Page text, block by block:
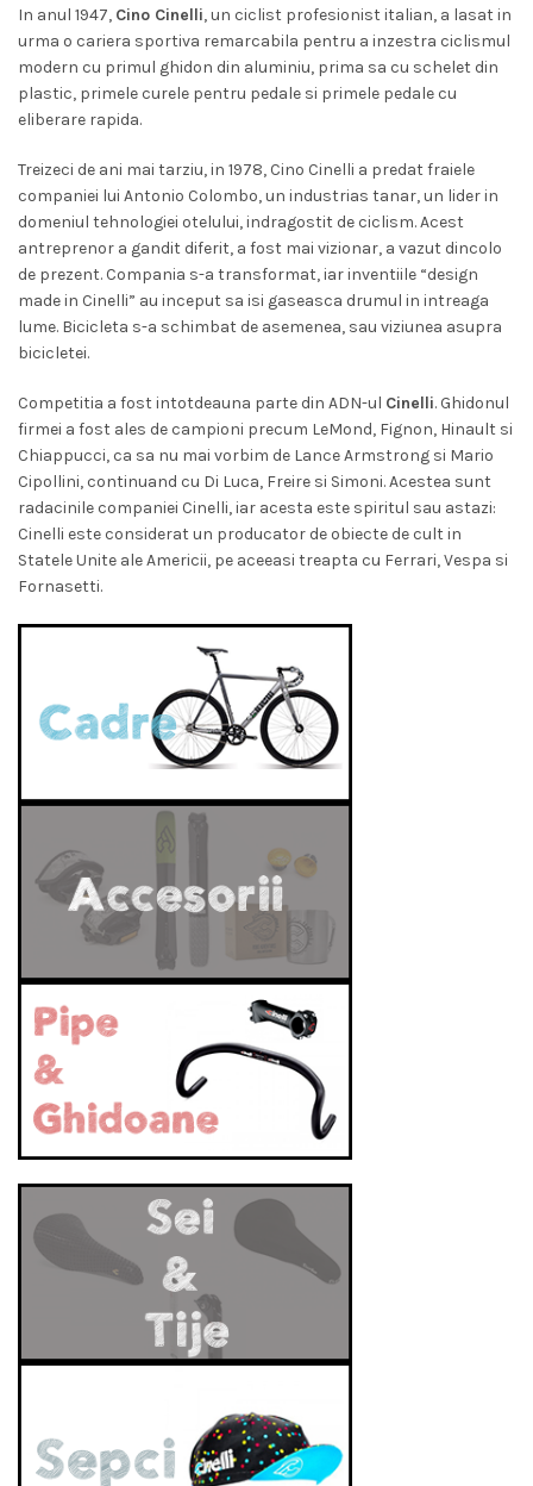
In anul 1947, Cino Cinelli, un ciclist profesionist italian, a lasat in
urma o cariera sportiva remarcabila pentru a inzestra ciclismul
modern cu primul ghidon din aluminiu, prima sa cu schelet din
plastic, primele curele pentru pedale si primele pedale cu
eliberare rapida.
Treizeci de ani mai tarziu, in 1978, Cino Cinelli a predat fraiele
companiei lui Antonio Colombo, un industrias tanar, un lider in
domeniul tehnologiei otelului, indragostit de ciclism. Acest
antreprenor a gandit diferit, a fost mai vizionar, a vazut dincolo
de prezent. Compania s-a transformat, iar inventiile “design
made in Cinelli” au inceput sa isi gaseasca drumul in intreaga
lume. Bicicleta s-a schimbat de asemenea, sau viziunea asupra
bicicletei.
Competitia a fost intotdeauna parte din ADN-ul Cinelli. Ghidonul
firmei a fost ales de campioni precum LeMond, Fignon, Hinault si
Chiappucci, ca sa nu mai vorbim de Lance Armstrong si Mario
Cipollini, continuand cu Di Luca, Freire si Simoni. Acestea sunt
radacinile companiei Cinelli, iar acesta este spiritul sau astazi:
Cinelli este considerat un producator de obiecte de cult in
Statele Unite ale Americii, pe aceeasi treapta cu Ferrari, Vespa si
Fornasetti.